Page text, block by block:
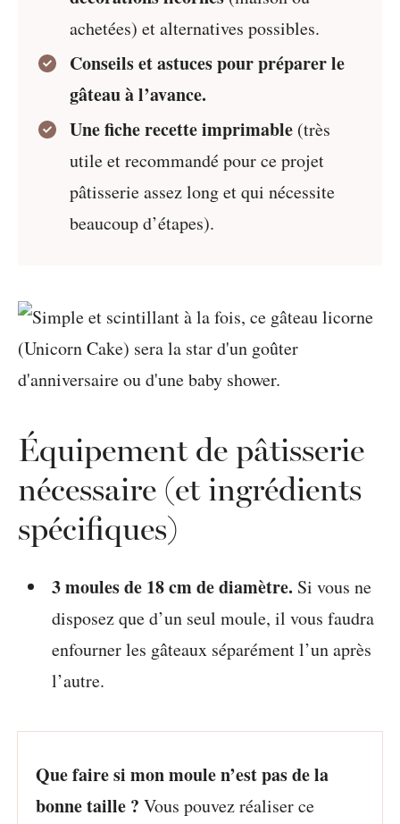
achetées) et alternatives possibles.
Conseils et astuces pour préparer le
gâteau à l’avance.
Une fiche recette imprimable (très
utile et recommandé pour ce projet
pâtisserie assez long et qui nécessite
beaucoup d’étapes).
Équipement de pâtisserie
nécessaire (et ingrédients
spécifiques)
3 moules de 18 cm de diamètre. Si vous ne
disposez que d’un seul moule, il vous faudra
enfourner les gâteaux séparément l’un après
l’autre.
Que faire si mon moule n’est pas de la
bonne taille ? Vous pouvez réaliser ce